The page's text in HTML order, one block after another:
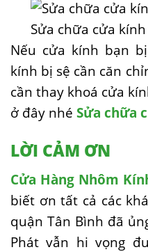
Sửa chữa cửa
Nếu cửa kính bạn
kính bị sệ cần căn
cần thay khoá cửa
ở đây nhé Sửa chữa
LỜI CẢM ƠN
Cửa Hàng Nhôm
biết ơn tất cả các
quận Tân Bình đã
Phát vẫn hi vọng